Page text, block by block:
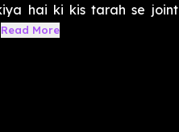
hai ki kis tarah se joint
Read More